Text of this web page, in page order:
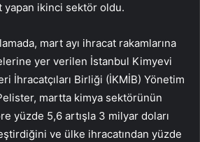
yapan ikinci sektör oldu.
mart ayı ihracat rakamlarına
yer verilen İstanbul Kimyevi
İhracatçıları Birliği (İKMİB) Yönetim
martta kimya sektörünün
yüzde 5,6 artışla 3 milyar doları
ve ülke ihracatından yüzde